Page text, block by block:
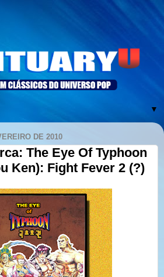
▼
DE 2010
The Eye Of Typhoon
Ken): Fight Fever 2 (?)